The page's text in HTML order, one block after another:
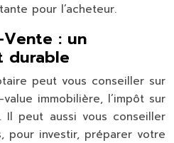
pour l’acheteur.
Vente : un
durable
peut vous conseiller sur
immobilière, l’impôt sur
peut aussi vous conseiller
pour investir, préparer votre